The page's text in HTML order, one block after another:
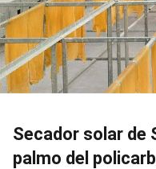
Secador solar de
palmo del